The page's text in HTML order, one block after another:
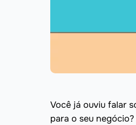
Você já ouviu falar
para o seu